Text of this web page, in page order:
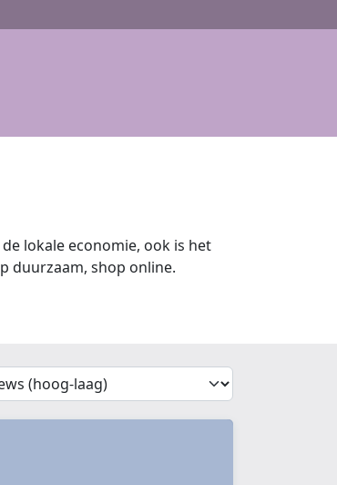
lokale economie, ook is het
duurzaam, shop online.